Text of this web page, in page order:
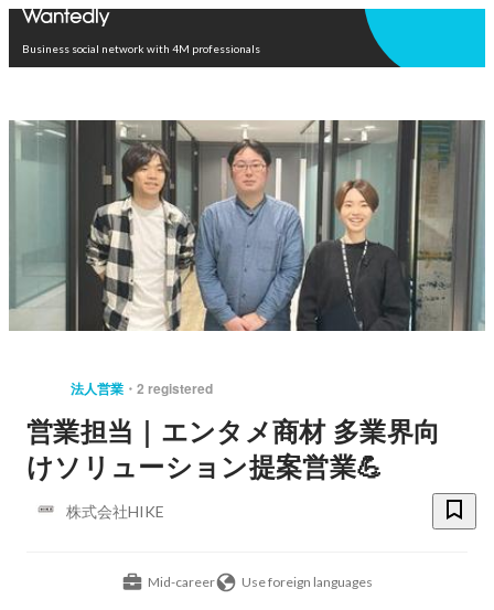
Business social network with 4M professionals
法人営業 2 registered
営業担当｜エンタメ商材 多業界向
けソリューション提案営業💪
株式会社HIKE
Mid-career Use foreign languages